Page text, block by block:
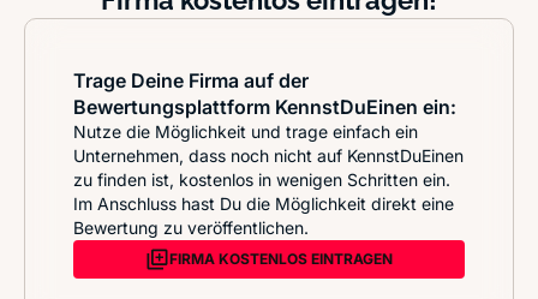
Trage Deine Firma auf der
Bewertungsplattform KennstDuEinen ein:
Nutze die Möglichkeit und trage einfach ein
Unternehmen, dass noch nicht auf KennstDuEinen
zu finden ist, kostenlos in wenigen Schritten ein.
Im Anschluss hast Du die Möglichkeit direkt eine
Bewertung zu veröffentlichen.
FIRMA KOSTENLOS EINTRAGEN